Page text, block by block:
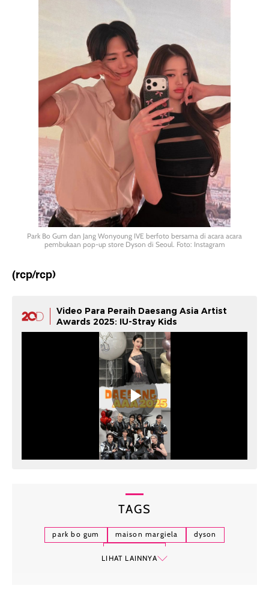
Park Bo Gum dan Jang Wonyoung IVE berfoto bersama di acara acara
pembukaan pop-up store Dyson di Seoul. Foto: Instagram
(rcp/rcp)
Video Para Peraih Daesang Asia Artist
Awards 2025: IU-Stray Kids
TAGS
park bo gum maison margiela
dyson
LIHAT LAINNYA